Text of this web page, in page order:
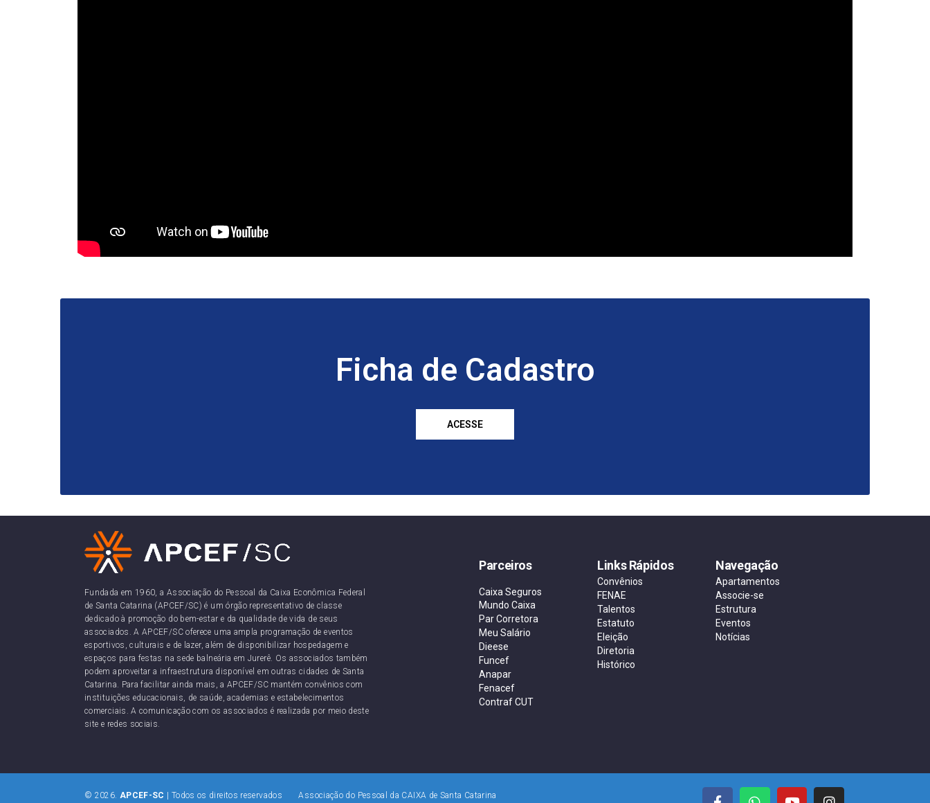
Ficha de Cadastro
ACESSE
Fundada em 1960, a Associação do Pessoal da Caixa Econômica Federal
de Santa Catarina (APCEF/SC) é um órgão representativo de classe
dedicado à promoção do bem-estar e da qualidade de vida de seus
associados. A APCEF/SC oferece uma ampla programação de eventos
esportivos, culturais e de lazer, além de disponibilizar hospedagem e
espaços para festas na sede balneária em Jurerê. Os associados também
podem aproveitar a infraestrutura disponível em outras cidades de Santa
Catarina. Para facilitar ainda mais, a APCEF/SC mantém convênios com
instituições educacionais, de saúde, academias e estabelecimentos
comerciais. A comunicação com os associados é realizada por meio deste
site e redes sociais.
Parceiros
Caixa Seguros
Mundo Caixa
Par Corretora
Meu Salário
Dieese
Funcef
Anapar
Fenacef
Contraf CUT
Links Rápidos
Convênios
FENAE
Talentos
Estatuto
Eleição
Diretoria
Histórico
Navegação
Apartamentos
Associe-se
Estrutura
Eventos
Notícias
© 2026. APCEF-SC | Todos os direitos reservados Associação do Pessoal da CAIXA de Santa Catarina